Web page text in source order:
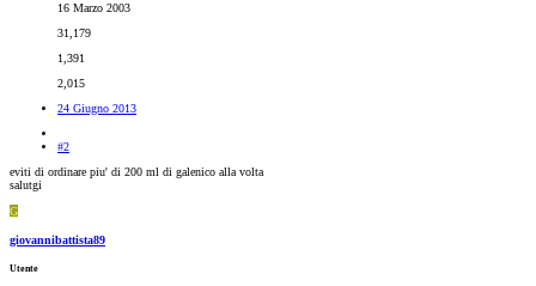
16 Marzo 2003
31,179
1,391
2,015
24 Giugno 2013
#2
eviti di ordinare piu' di 200 ml di galenico alla volta
salutgi
G
giovannibattista89
Utente